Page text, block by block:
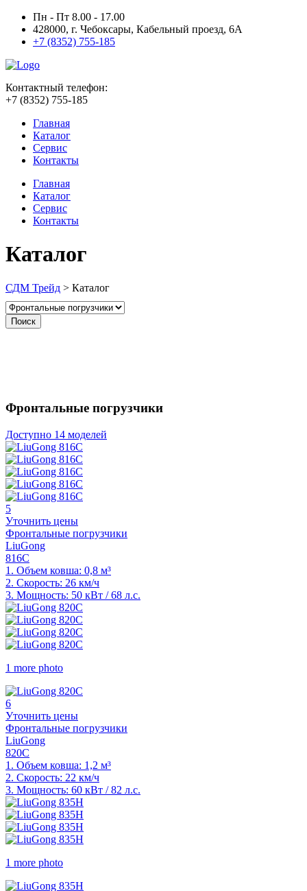
Пн - Пт 8.00 - 17.00
428000, г. Чебоксары, Кабельный проезд, 6А
+7 (8352) 755-185
Контактный телефон:
+7 (8352) 755-185
Главная
Каталог
Сервис
Контакты
Главная
Каталог
Сервис
Контакты
Каталог
СДМ Трейд > Каталог
Поиск
Фронтальные погрузчики
Доступно 14 моделей
5
Уточнить цены
Фронтальные погрузчики
LiuGong
816C
1. Объем ковша: 0,8 м³
2. Скорость: 26 км/ч
3. Мощность: 50 кВт / 68 л.с.
1 more photo
6
Уточнить цены
Фронтальные погрузчики
LiuGong
820C
1. Объем ковша: 1,2 м³
2. Скорость: 22 км/ч
3. Мощность: 60 кВт / 82 л.с.
1 more photo